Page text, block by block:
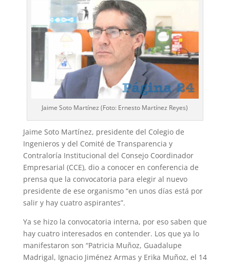
Jaime Soto Martínez (Foto: Ernesto Martínez Reyes)
Jaime Soto Martínez, presidente del Co­legio de
Ingenieros y del Comité de Trans­parencia y
Contraloría Institucional del Consejo Coordinador
Empresarial (CCE), dio a conocer en conferencia de
prensa que la convocatoria para elegir al nuevo
presi­dente de ese organismo “en unos días está por
salir y hay cuatro aspirantes”.
Ya se hizo la convocatoria interna, por eso saben que
hay cuatro interesados en contender. Los que ya lo
manifestaron son “Patricia Muñoz, Guadalupe
Madrigal, Ig­nacio Jiménez Armas y Erika Muñoz, el 14